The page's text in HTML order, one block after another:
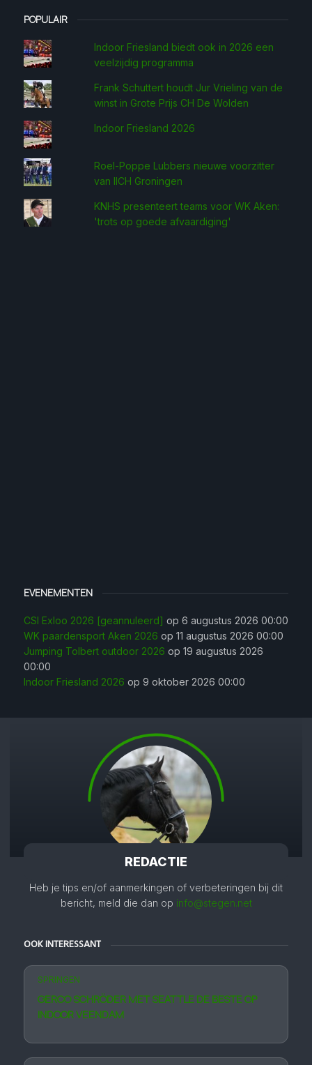
REDACTIE
Heb je tips en/of aanmerkingen of verbeteringen bij dit
bericht, meld die dan op info@stegen.net
OOK INTERESSANT
SPRINGEN
GERCO SCHRÖDER MET SEATTLE DE BESTE OP
INDOOR VEENDAM
POPULAIR
Indoor Friesland biedt ook in 2026 een
veelzijdig programma
Frank Schuttert houdt Jur Vrieling van de
winst in Grote Prijs CH De Wolden
Indoor Friesland 2026
Roel-Poppe Lubbers nieuwe voorzitter
van IICH Groningen
KNHS presenteert teams voor WK Aken:
'trots op goede afvaardiging'
EVENEMENTEN
CSI Exloo 2026 [geannuleerd] op 6 augustus 2026 00:00
WK paardensport Aken 2026 op 11 augustus 2026 00:00
Jumping Tolbert outdoor 2026 op 19 augustus 2026
00:00
Indoor Friesland 2026 op 9 oktober 2026 00:00